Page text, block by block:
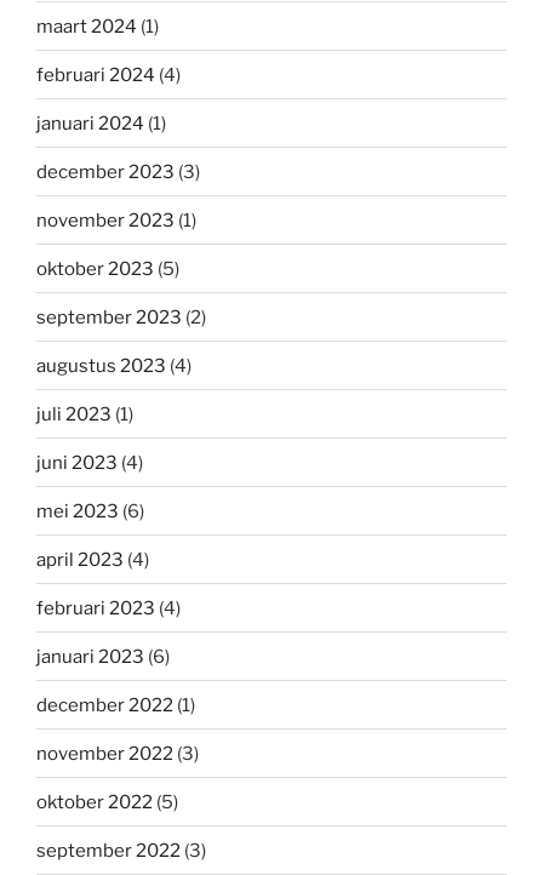
maart 2024 (1)
februari 2024 (4)
januari 2024 (1)
december 2023 (3)
november 2023 (1)
oktober 2023 (5)
september 2023 (2)
augustus 2023 (4)
juli 2023 (1)
juni 2023 (4)
mei 2023 (6)
april 2023 (4)
februari 2023 (4)
januari 2023 (6)
december 2022 (1)
november 2022 (3)
oktober 2022 (5)
september 2022 (3)